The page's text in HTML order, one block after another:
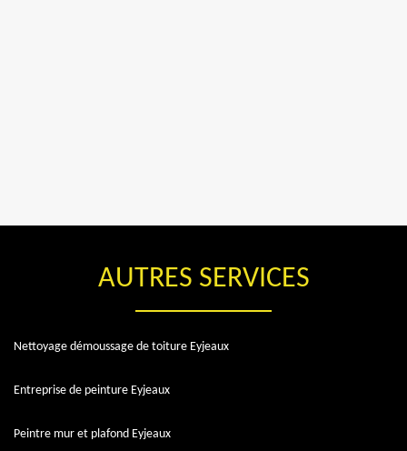
AUTRES SERVICES
Nettoyage démoussage de toiture Eyjeaux
Entreprise de peinture Eyjeaux
Peintre mur et plafond Eyjeaux